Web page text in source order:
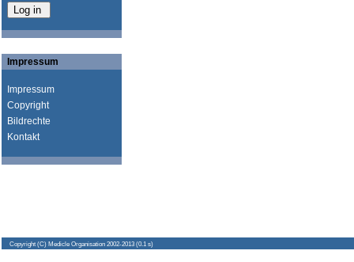
Impressum
Impressum
Copyright
Bildrechte
Kontakt
Copyright (C) Medicle Organisation 2002-2013 (0.1 s)